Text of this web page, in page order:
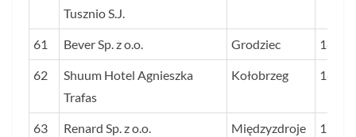
Tusznio S.J.
61 Bever Sp. z o.o. Grodziec 18
62
Shuum Hotel Agnieszka
Trafas
Kołobrzeg 18
63 Renard Sp. z o.o. Międzyzdroje 17